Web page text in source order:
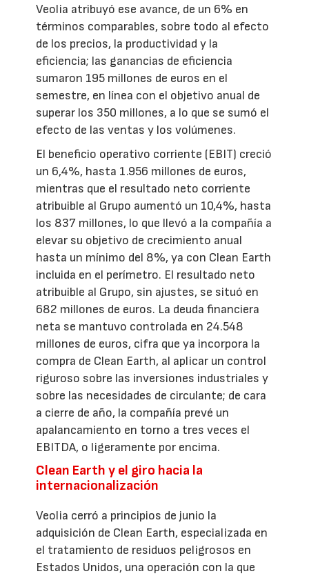
Veolia atribuyó ese avance, de un 6% en
términos comparables, sobre todo al efecto
de los precios, la productividad y la
eficiencia; las ganancias de eficiencia
sumaron 195 millones de euros en el
semestre, en línea con el objetivo anual de
superar los 350 millones, a lo que se sumó el
efecto de las ventas y los volúmenes.
El beneficio operativo corriente (EBIT) creció
un 6,4%, hasta 1.956 millones de euros,
mientras que el resultado neto corriente
atribuible al Grupo aumentó un 10,4%, hasta
los 837 millones, lo que llevó a la compañía a
elevar su objetivo de crecimiento anual
hasta un mínimo del 8%, ya con Clean Earth
incluida en el perímetro. El resultado neto
atribuible al Grupo, sin ajustes, se situó en
682 millones de euros. La deuda financiera
neta se mantuvo controlada en 24.548
millones de euros, cifra que ya incorpora la
compra de Clean Earth, al aplicar un control
riguroso sobre las inversiones industriales y
sobre las necesidades de circulante; de cara
a cierre de año, la compañía prevé un
apalancamiento en torno a tres veces el
EBITDA, o ligeramente por encima.
Clean Earth y el giro hacia la
internacionalización
Veolia cerró a principios de junio la
adquisición de Clean Earth, especializada en
el tratamiento de residuos peligrosos en
Estados Unidos, una operación con la que